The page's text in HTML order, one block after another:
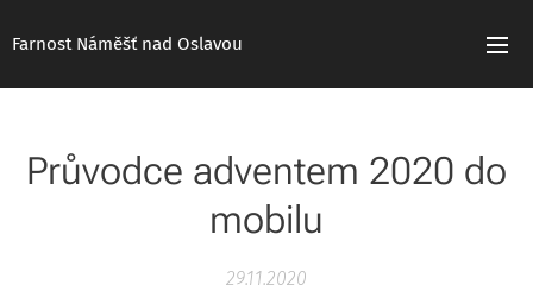
Farnost Náměšť nad Oslavou
Průvodce adventem 2020 do
mobilu
29.11.2020